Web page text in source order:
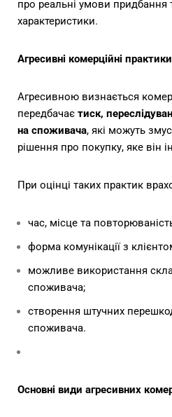
про реальні умови придбання
характеристики.
Агресивні комерційні практики
Агресивною визнається
передбачає тиск,
на споживача, які можуть
рішення про покупку, яке він
При оцінці таких практик
час, місце та
форма комунікації з
можливе використання
споживача;
створення штучних
споживача.
Основні види агресивних